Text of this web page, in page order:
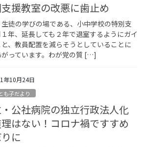
援教室の改悪に歯止め
徒の学びの場である、小中学校の特別支
年、延長しても２年で退室するようにガイ
、教員配置を減らそうとしていることに
っています。わが党の質 […]
年10月24日
も子だより
公社病院の独立行政法人化
はない！コロナ禍ですすめ
に